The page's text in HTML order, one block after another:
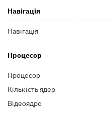
Навігація
Навігація
Процесор
Процесор
Кількість ядер
Відеоядро